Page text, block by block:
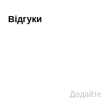
Відгуки